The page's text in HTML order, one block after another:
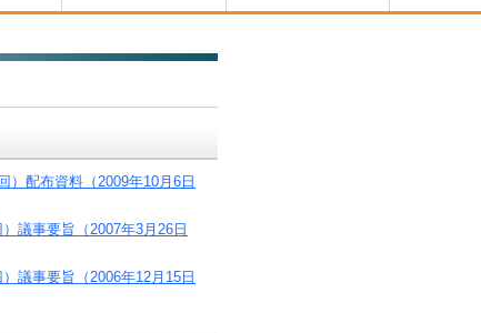
配布資料（2009年10月6日
議事要旨（2007年3月26日
議事要旨（2006年12月15日